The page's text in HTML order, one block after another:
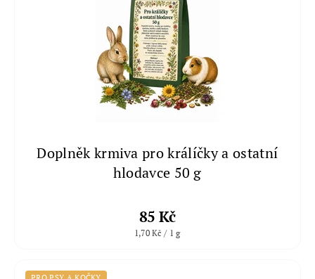
Doplněk krmiva pro králíčky a ostatní
hlodavce 50 g
85 Kč
1,70 Kč / 1 g